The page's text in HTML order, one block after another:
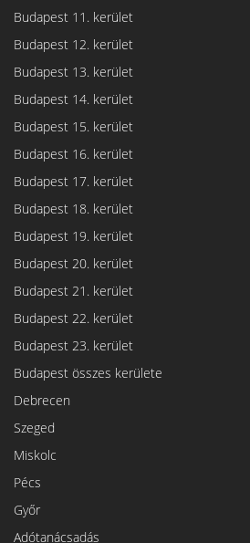
Budapest 11. kerület
Budapest 12. kerület
Budapest 13. kerület
Budapest 14. kerület
Budapest 15. kerület
Budapest 16. kerület
Budapest 17. kerület
Budapest 18. kerület
Budapest 19. kerület
Budapest 20. kerület
Budapest 21. kerület
Budapest 22. kerület
Budapest 23. kerület
Budapest összes kerülete
Debrecen
Szeged
Miskolc
Pécs
Győr
Adótanácsadás